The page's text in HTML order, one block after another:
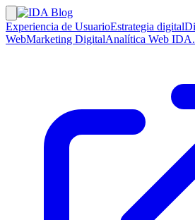
Experiencia de UsuarioEstrategia digital
WebMarketing DigitalAnalítica Web